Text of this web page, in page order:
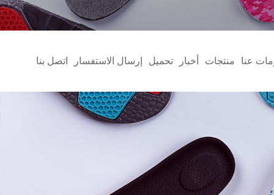
عنا منتجات أخبار تحميل إرسال الاستفسار اتصل بنا